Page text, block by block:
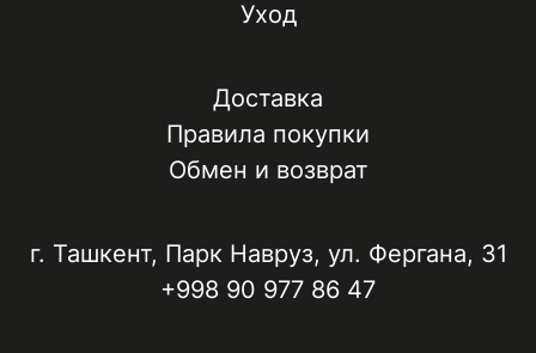
Уход
Доставка
Правила покупки
Обмен и возврат
г. Ташкент, ​Парк Навруз​, ул. Фергана, 31
+998 90 977 86 47